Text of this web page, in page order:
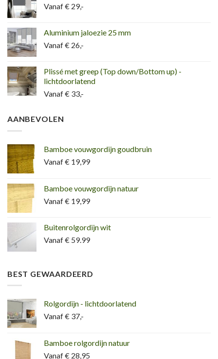
Vanaf € 29,-
Aluminium jaloezie 25 mm
Vanaf € 26,-
Plissé met greep (Top down/Bottom up) -
lichtdoorlatend
Vanaf € 33,-
AANBEVOLEN
Bamboe vouwgordijn goudbruin
Vanaf € 19,99
Bamboe vouwgordijn natuur
Vanaf € 19,99
Buitenrolgordijn wit
Vanaf € 59.99
BEST GEWAARDEERD
Rolgordijn - lichtdoorlatend
Vanaf € 37,-
Bamboe rolgordijn natuur
Vanaf € 28,95